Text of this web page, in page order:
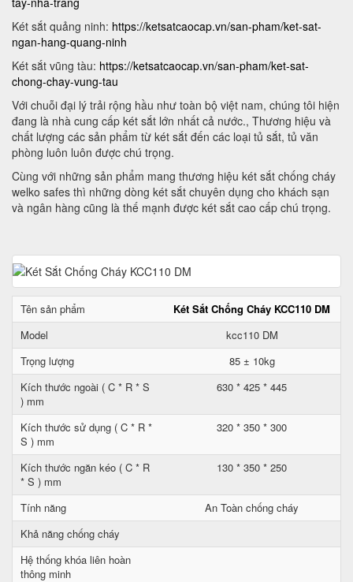
Két sắt quảng ninh: https://ketsatcaocap.vn/san-pham/ket-sat-
ngan-hang-quang-ninh
Két sắt vũng tàu: https://ketsatcaocap.vn/san-pham/ket-sat-
chong-chay-vung-tau
Với chuỗi đại lý trải rộng hầu như toàn bộ việt nam, chúng tôi hiện
đang là nhà cung cấp két sắt lớn nhất cả nước., Thương hiệu và
chất lượng các sản phẩm từ két sắt đến các loại tủ sắt, tủ văn
phòng luôn luôn được chú trọng.
Cùng với những sản phẩm mang thương hiệu két sắt chống cháy
welko safes thì những dòng két sắt chuyên dụng cho khách sạn
và ngân hàng cũng là thế mạnh được két sắt cao cấp chú trọng.
Tên sản phẩm
Két Sắt Chống Cháy KCC110 DM
Model
kcc110 DM
Trọng lượng
85 ± 10kg
Kích thước ngoài ( C * R * S
) mm
630 * 425 * 445
Kích thước sử dụng ( C * R *
S ) mm
320 * 350 * 300
Kích thước ngăn kéo ( C * R
* S ) mm
130 * 350 * 250
Tính năng
An Toàn chống cháy
Khả năng chống cháy
Hệ thống khóa liên hoàn
thông minh